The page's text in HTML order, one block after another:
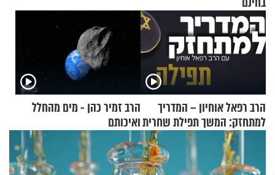
הרב רפאל אוחיון – המדריך
למתחזק: המשך תפילת שחרית
מאשרי ועד עלינו
הרב זמיר כהן - מים מהחלל
ואיכותם